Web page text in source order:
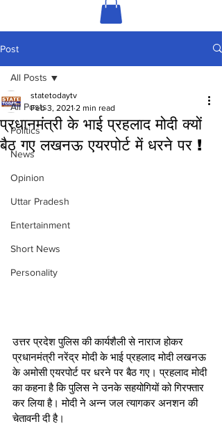
Post
All Posts
Politics
News
Opinion
Uttar Pradesh
Entertainment
Short News
Personality
All Posts
प्रधानमंत्री के भाई प्रहलाद मोदी क्यों
बैठ गए लखनऊ एयरपोर्ट में धरने पर !
statetodaytv
Feb 3, 2021 2 min read
उत्तर प्रदेश पुलिस की कार्यशैली से नाराज होकर
प्रधानमंत्री नरेंद्र मोदी के भाई प्रहलाद मोदी लखनऊ
के अमोसी एयरपोर्ट पर धरने पर बैठ गए। प्रहलाद मोदी
का कहना है कि पुलिस ने उनके सहयोगियों को गिरफ्तार
कर लिया है। मोदी ने अन्न जल त्यागकर अनशन की
चेतावनी दी है।